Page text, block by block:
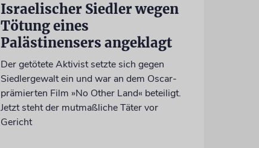
Israelischer Siedler wegen
Tötung eines
Palästinensers angeklagt
Der getötete Aktivist setzte sich gegen
Siedlergewalt ein und war an dem Oscar-
prämierten Film »No Other Land« beteiligt.
Jetzt steht der mutmaßliche Täter vor
Gericht